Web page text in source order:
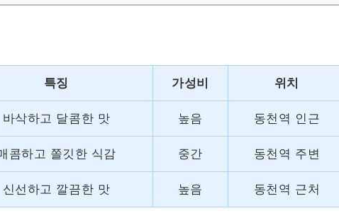
특징 가성비 위치
바삭하고 달콤한 맛 높음 동천역 인근
콤하고 쫄깃한 식감 중간 동천역 주변
신선하고 깔끔한 맛 높음 동천역 근처